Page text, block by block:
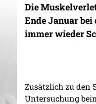
Die
Ende Januar
immer wieder
Zusätzlich zu den
Untersuchung